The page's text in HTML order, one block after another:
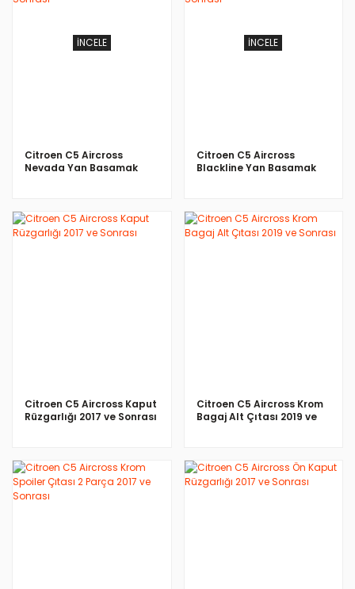
İNCELE
Citroen C5 Aircross
Nevada Yan Basamak
İNCELE
Citroen C5 Aircross
Blackline Yan Basamak
Citroen C5 Aircross Kaput
Rüzgarlığı 2017 ve Sonrası
Citroen C5 Aircross Krom
Bagaj Alt Çıtası 2019 ve